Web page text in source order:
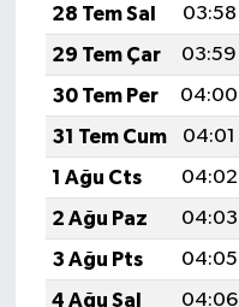
28 Tem Sal
03:58
29 Tem Çar
03:59
30 Tem Per
04:00
31 Tem Cum
04:01
1 Ağu Cts
04:02
2 Ağu Paz
04:03
3 Ağu Pts
04:05
4 Ağu Sal
04:06